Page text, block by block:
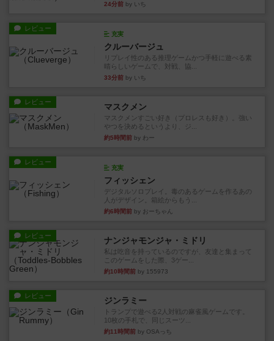
24分前 by いち
レビュー
充実
クルーバージュ
リプレイ性のある推理ゲームかつ手軽に遊べる素
晴らしいゲームで、対戦、協...
33分前 by いち
レビュー マスクメン
マスクメンすごい好き（プロレスも好き）。強い
やつを決めるというより、ジ...
約5時間前 by わー
レビュー
充実
フィッシェン
デジタルソロプレイ。毒のあるゲームを作るあの
人がデザイン。箱絵からもう...
約6時間前 by おーちゃん
レビュー ナンジャモンジャ・ミドリ
私は吃音を持っているのですが、友達と集まって
このゲームをした際、3ゲー...
約10時間前 by 155973
レビュー ジンラミー
トランプで遊べる2人対戦の麻雀風ゲームです。
10枚の手札で、同じスーツ...
約11時間前 by OSAっち